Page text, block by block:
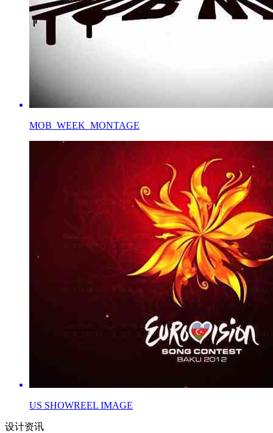
MOB_WEEK_MONTAGE
US SHOWREEL IMAGE
设计资讯